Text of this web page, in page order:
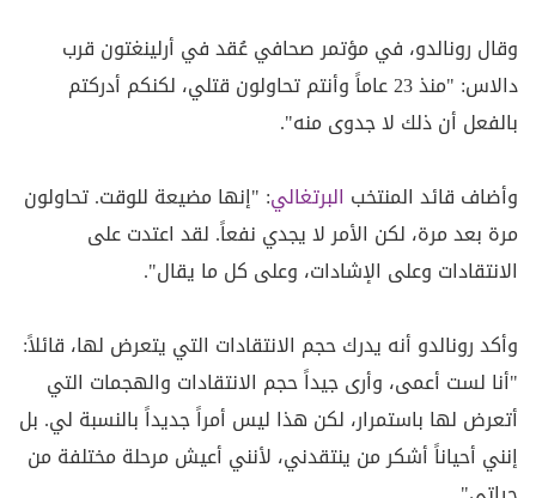
وقال رونالدو، في مؤتمر صحافي عُقد في أرلينغتون قرب
دالاس: "منذ 23 عاماً وأنتم تحاولون قتلي، لكنكم أدركتم
بالفعل أن ذلك لا جدوى منه".
وأضاف قائد المنتخب البرتغالي: "إنها مضيعة للوقت. تحاولون
مرة بعد مرة، لكن الأمر لا يجدي نفعاً. لقد اعتدت على
الانتقادات وعلى الإشادات، وعلى كل ما يقال".
وأكد رونالدو أنه يدرك حجم الانتقادات التي يتعرض لها، قائلاً:
"أنا لست أعمى، وأرى جيداً حجم الانتقادات والهجمات التي
أتعرض لها باستمرار، لكن هذا ليس أمراً جديداً بالنسبة لي. بل
إنني أحياناً أشكر من ينتقدني، لأنني أعيش مرحلة مختلفة من